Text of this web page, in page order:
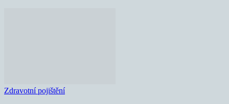
Zdravotní pojištění